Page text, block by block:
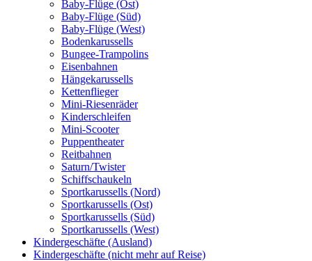
Baby-Flüge (Ost)
Baby-Flüge (Süd)
Baby-Flüge (West)
Bodenkarussells
Bungee-Trampolins
Eisenbahnen
Hängekarussells
Kettenflieger
Mini-Riesenräder
Kinderschleifen
Mini-Scooter
Puppentheater
Reitbahnen
Saturn/Twister
Schiffschaukeln
Sportkarussells (Nord)
Sportkarussells (Ost)
Sportkarussells (Süd)
Sportkarussells (West)
Kindergeschäfte (Ausland)
Kindergeschäfte (nicht mehr auf Reise)